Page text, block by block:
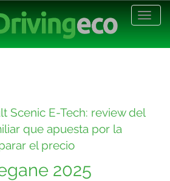
Scenic E-Tech: review del
que apuesta por la
el precio
2025